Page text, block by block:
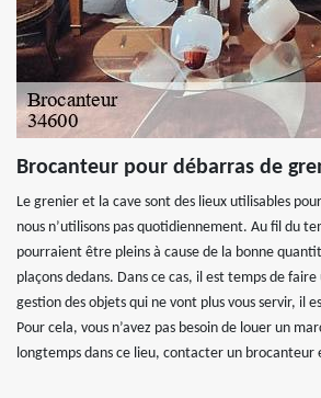
Brocanteur pour débarras de
Le grenier et la cave sont des lieux utilisables
nous n’utilisons pas quotidiennement. Au fil du
pourraient être pleins à cause de la bonne
plaçons dedans. Dans ce cas, il est temps de
gestion des objets qui ne vont plus vous servir, il
Pour cela, vous n’avez pas besoin de louer un
longtemps dans ce lieu, contacter un brocanteur